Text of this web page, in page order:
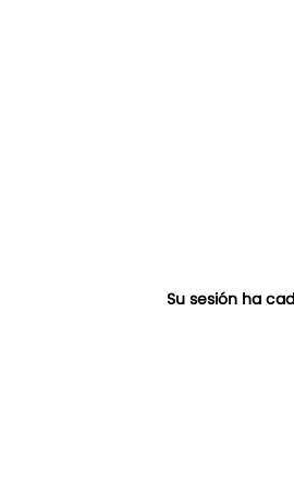
Su sesión ha